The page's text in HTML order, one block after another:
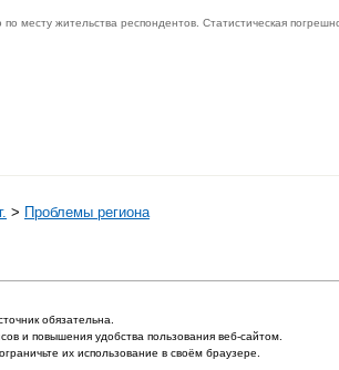
жительства респондентов. Статистическая
> Проблемы региона
обязательна.
и повышения удобства пользования веб-сайтом.
их использование в своём браузере.